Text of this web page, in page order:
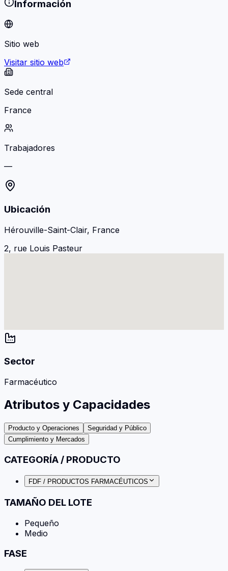
Información
Sitio web
Visitar sitio web
Sede central
France
Trabajadores
—
Ubicación
Hérouville-Saint-Clair, France
2, rue Louis Pasteur
Sector
Farmacéutico
Atributos y Capacidades
Producto y Operaciones
Seguridad y Público
Cumplimiento y Mercados
CATEGORÍA / PRODUCTO
FDF / PRODUCTOS FARMACÉUTICOS
TAMAÑO DEL LOTE
Pequeño
Medio
FASE